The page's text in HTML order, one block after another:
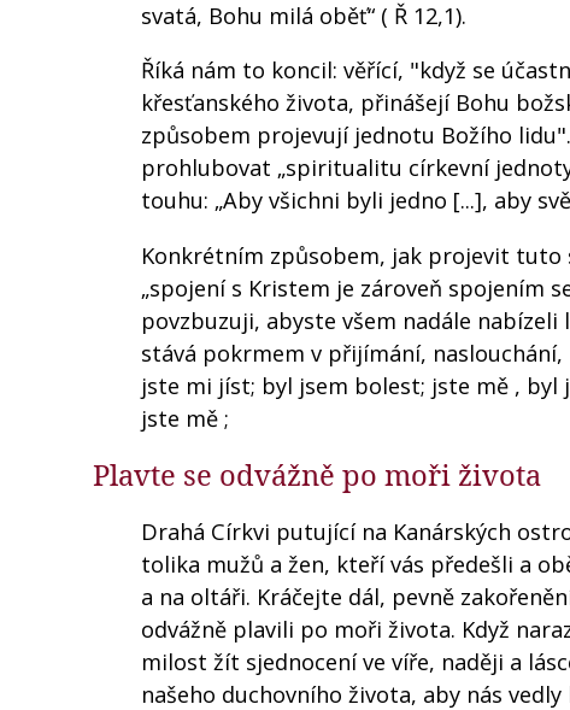
svatá, Bohu milá oběť“ ( Ř 12,1).
Říká nám to koncil: věřící, "když se
křesťanského života, přinášejí Bohu
způsobem projevují jednotu Božího
prohlubovat „spiritualitu církevní jednoty
touhu: „Aby všichni byli jedno [...], aby
Konkrétním způsobem, jak projevit
„spojení s Kristem je zároveň spojením
povzbuzuji, abyste všem nadále
stává pokrmem v přijímání,
jste mi jíst; byl jsem bolest; jste mě , byl
jste mě ;
Plavte se odvážně po moři života
Drahá Církvi putující na Kanárských
tolika mužů a žen, kteří vás předešli a
a na oltáři. Kráčejte dál, pevně
odvážně plavili po moři života. Když
milost žít sjednocení ve víře, naději a
našeho duchovního života, aby nás vedly